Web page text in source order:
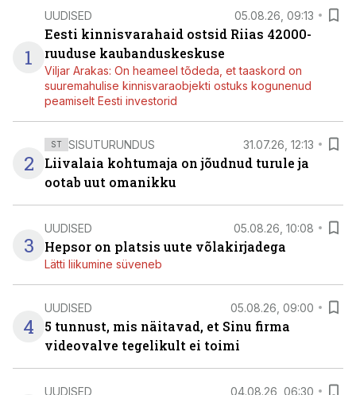
1
UUDISED 05.08.26, 09:13
Eesti kinnisvarahaid ostsid Riias 42000-
ruuduse kaubanduskeskuse
Viljar Arakas: On heameel tõdeda, et taaskord on
suuremahulise kinnisvaraobjekti ostuks kogunenud
peamiselt Eesti investorid
2
ST SISUTURUNDUS 31.07.26, 12:13
Liivalaia kohtumaja on jõudnud turule ja
ootab uut omanikku
3
UUDISED 05.08.26, 10:08
Hepsor on platsis uute võlakirjadega
Lätti liikumine süveneb
4
UUDISED 05.08.26, 09:00
5 tunnust, mis näitavad, et Sinu firma
videovalve tegelikult ei toimi
UUDISED 04.08.26, 06:30